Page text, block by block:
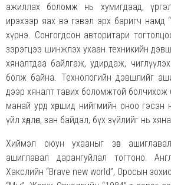
ажиллах боломж нь хумигдаад,
ирэхээр яах вэ гэвэл эрх баригч намд
хүрнэ. Сонгогдсон авторитари
зэрэгцээ шинжлэх ухаан техникийн
хяналтдаа байлгаж, удирдаж,
болж байна. Технологийн дэвшлийг
дээр хяналт тавих боломжтой
манай урд хөршид нийгмийн оноо гэсэн
үйл хөдлөл, зан байдал, бүх зүйлийг нь
Хиймэл оюун ухааныг зөв
ашиглавал дарангуйлал тогтоно.
Хакслийн “Brave new world”, Оросын